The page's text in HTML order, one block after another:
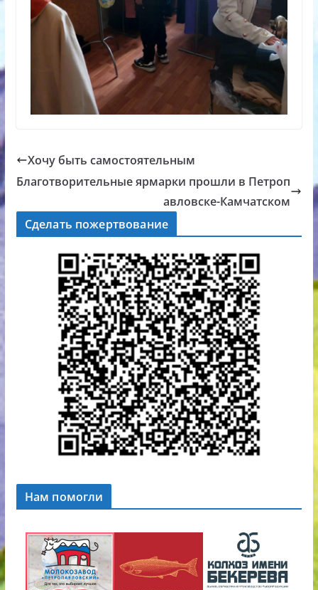
Хочу быть самостоятельным
Благотворительные ярмарки прошли в Петроп
авловске-Камчатском
Сделать пожертвование
Нам помогли